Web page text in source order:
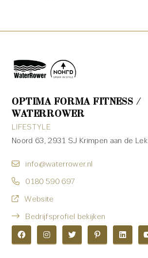
OPTIMA FORMA FITNESS /
WATERROWER
LIFESTYLE
Noord 63, 2931 SJ Krimpen aan de Lek
info@waterrower.nl
0180 590 697
Website
Bedrijfsprofiel bekijken